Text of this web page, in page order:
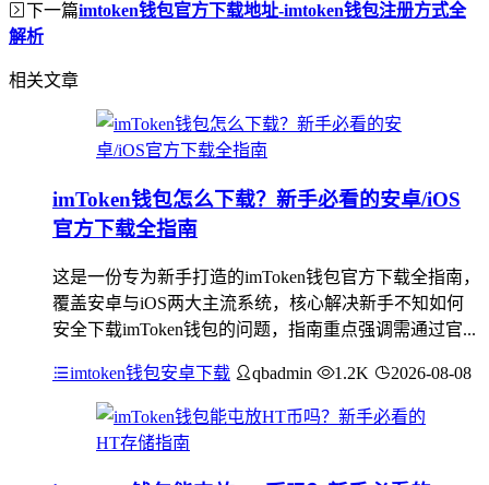
下一篇imtoken钱包官方下载地址-imtoken钱包注册方式全
解析
相关文章
imToken钱包怎么下载？新手必看的安卓/iOS
官方下载全指南
这是一份专为新手打造的imToken钱包官方下载全指南，
覆盖安卓与iOS两大主流系统，核心解决新手不知如何
安全下载imToken钱包的问题，指南重点强调需通过官...
imtoken钱包安卓下载 qbadmin 1.2K 2026-08-08